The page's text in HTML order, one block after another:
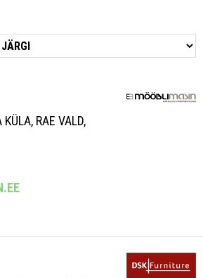
RAE VALD,